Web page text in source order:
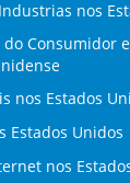
nos
do Consumidor
nos Estados
s Estados Unidos
nos